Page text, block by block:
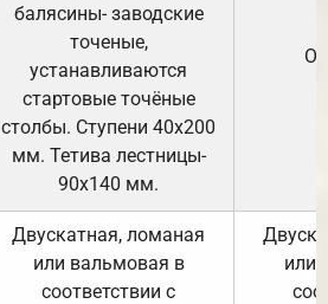
балясины- заводские
точеные,
устанавливаются
стартовые точёные
столбы. Ступени 40х200
мм. Тетива лестницы-
90х140 мм.
Двускатная, ломаная
или вальмовая в
соответствии с
или